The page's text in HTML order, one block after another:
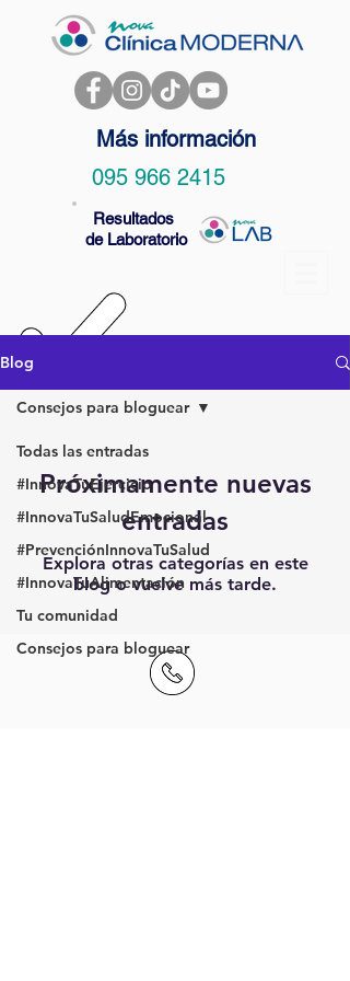
Más información
095 966 2415
Resultados
de Laboratorio
Blog
Todas las entradas
#InnovaTuEjercicio
#InnovaTuSaludEmocional
#PrevenciónInnovaTuSalud
#InnovaTuAlimentación
Tu comunidad
Consejos para bloguear
Consejos para bloguear
Próximamente nuevas
entradas
Explora otras categorías en este
blog o vuelve más tarde.